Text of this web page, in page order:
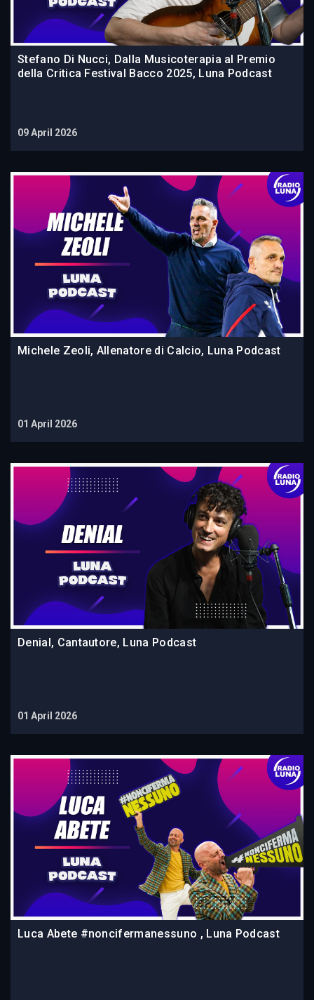
Stefano Di Nucci, Dalla Musicoterapia al Premio
della Critica Festival Bacco 2025, Luna Podcast
09 April 2026
Michele Zeoli, Allenatore di Calcio, Luna Podcast
01 April 2026
Denial, Cantautore, Luna Podcast
01 April 2026
Luca Abete #noncifermanessuno , Luna Podcast